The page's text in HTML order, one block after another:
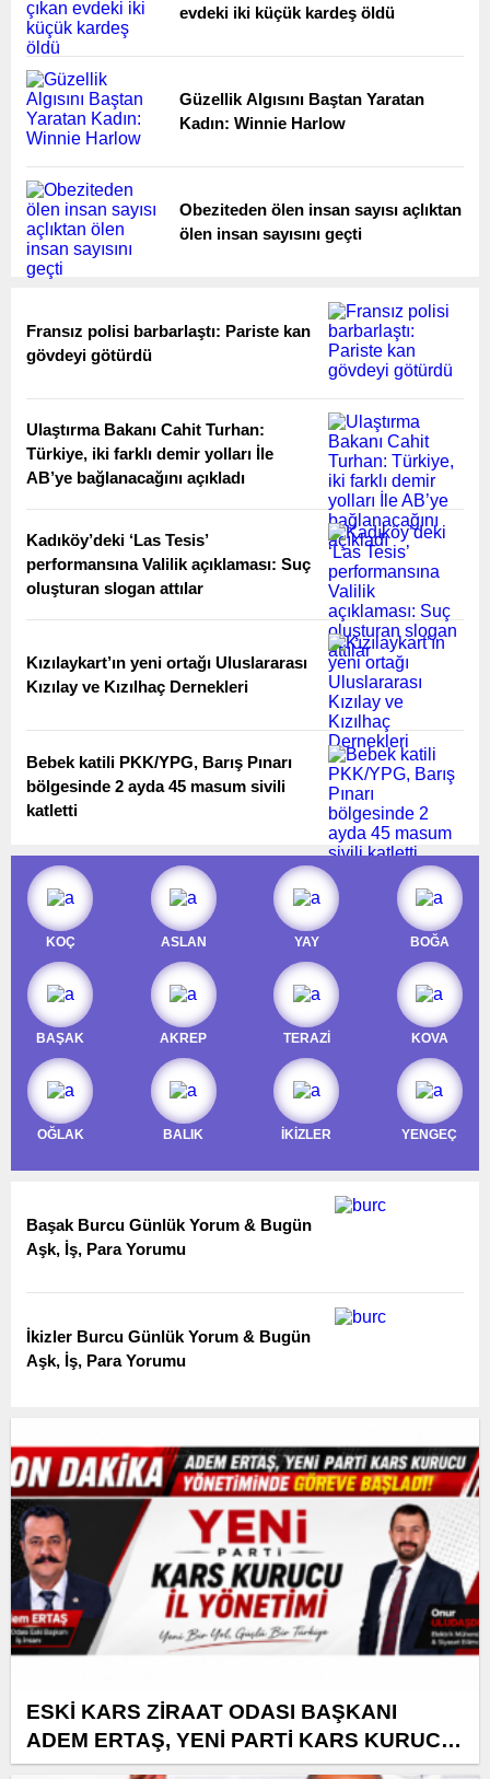
evdeki iki küçük kardeş öldü
Güzellik Algısını Baştan Yaratan
Kadın: Winnie Harlow
Obeziteden ölen insan sayısı açlıktan
ölen insan sayısını geçti
Fransız polisi barbarlaştı: Pariste kan
gövdeyi götürdü
Ulaştırma Bakanı Cahit Turhan:
Türkiye, iki farklı demir yolları İle
AB’ye bağlanacağını açıkladı
Kadıköy’deki ‘Las Tesis’
performansına Valilik açıklaması: Suç
oluşturan slogan attılar
Kızılaykart’ın yeni ortağı Uluslararası
Kızılay ve Kızılhaç Dernekleri
Bebek katili PKK/YPG, Barış Pınarı
bölgesinde 2 ayda 45 masum sivili
katletti
KOÇ ASLAN YAY BOĞA
BAŞAK AKREP TERAZİ KOVA
OĞLAK BALIK İKİZLER YENGEÇ
Başak Burcu Günlük Yorum & Bugün
Aşk, İş, Para Yorumu
İkizler Burcu Günlük Yorum & Bugün
Aşk, İş, Para Yorumu
ESKİ KARS ZİRAAT ODASI BAŞKANI
ADEM ERTAŞ, YENİ PARTİ KARS KURUCU
YÖNETİMİNDE